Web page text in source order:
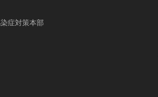
症対策本部